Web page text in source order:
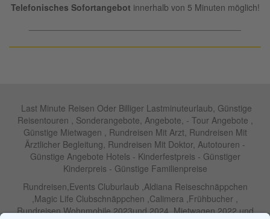
Telefonisches Sofortangebot innerhalb von 5 Minuten möglich!
Last Minute Reisen Oder Billiger Lastminuteurlaub, Günstige
Reisentouren , Sonderangebote, Angebote, - Tour Angebote ,
Günstige Mietwagen , Rundreisen Mit Arzt, Rundreisen Mit
Ärztlicher Begleitung, Rundreisen Mit Doktor, Autotouren -
Günstige Angebote Hotels - Kinderfestpreis - Günstiger
Kinderpreis - Günstige Familienpreise
Rundreisen,Events Cluburlaub ,Aldiana Reiseschnäppchen
,Magic Life Clubschnäppchen ,Calimera ,Frühbucher ,
Rundreisen Wohnmobile 2023und 2024 ,Mietwagen 2022 und